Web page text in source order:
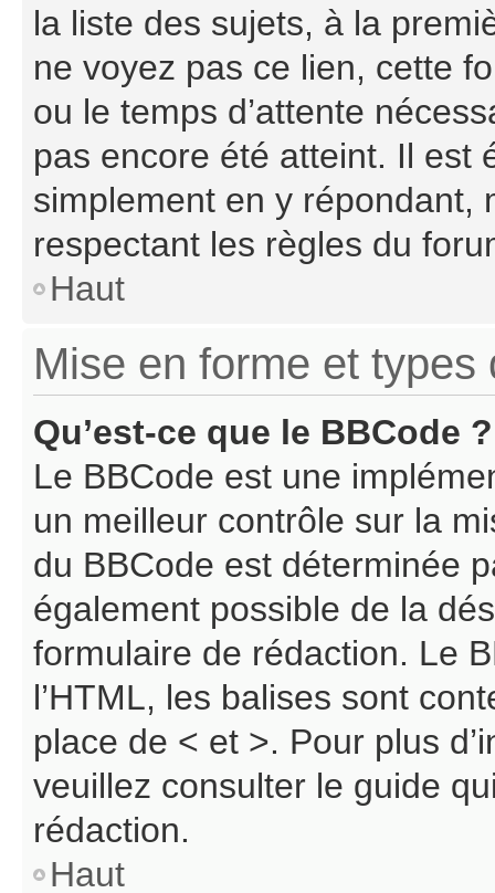
la liste des sujets, à la
ne voyez pas ce lien, cette
ou le temps d’attente
pas encore été atteint. Il est
simplement en y répondant,
respectant les règles du
Haut
Mise en forme et types
Qu’est-ce que le BBCode ?
Le BBCode est une
un meilleur contrôle sur la
du BBCode est déterminée
également possible de la
formulaire de rédaction. Le
l’HTML, les balises sont
place de < et >. Pour plus
veuillez consulter le guide
rédaction.
Haut